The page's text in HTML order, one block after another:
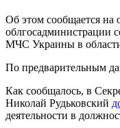
Об этом сообщается на
облгосадминистрации
МЧС Украины в
По предварительным
Как сообщалось, в
Николай Рудьковский
деятельности в